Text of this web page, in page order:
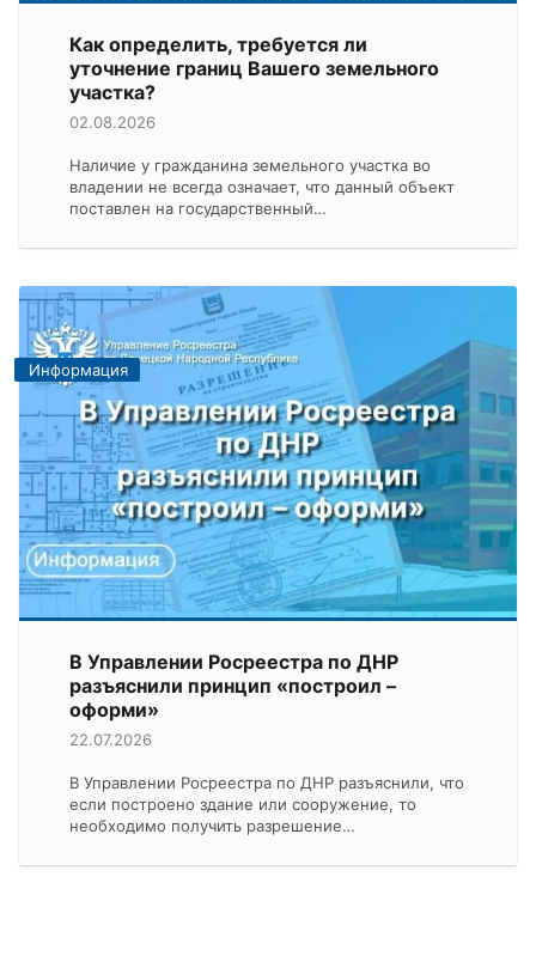
Как определить, требуется ли
уточнение границ Вашего земельного
участка?
02.08.2026
Наличие у гражданина земельного участка во
владении не всегда означает, что данный объект
поставлен на государственный…
Информация
В Управлении Росреестра по ДНР
разъяснили принцип «построил –
оформи»
22.07.2026
В Управлении Росреестра по ДНР разъяснили, что
если построено здание или сооружение, то
необходимо получить разрешение…